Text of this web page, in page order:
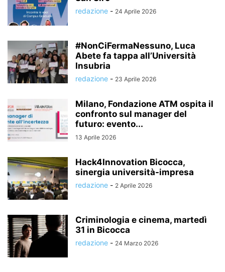
redazione - 24 Aprile 2026
#NonCiFermaNessuno, Luca
Abete fa tappa all’Università
Insubria
redazione - 23 Aprile 2026
Milano, Fondazione ATM ospita il
confronto sul manager del
futuro: evento...
13 Aprile 2026
Hack4Innovation Bicocca,
sinergia università-impresa
redazione - 2 Aprile 2026
Criminologia e cinema, martedì
31 in Bicocca
redazione - 24 Marzo 2026